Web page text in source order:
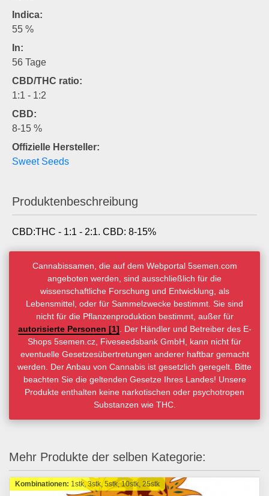
Indica:
55 %
In:
56 Tage
CBD/THC ratio:
1:1 - 1:2
CBD:
8-15 %
Offizielle Hersteller:
Sweet Seeds
Produktenbeschreibung
CBD:THC - 1:1 - 2:1. CBD: 8-15%
Cannabissamen, die auf dem Webportal 5semen.com
angeboten werden, sind ausschließlich für die
wissenschaftliche Forschung und Entwicklung, als
Lebensmittel, oder für Sammelzwecke bestimmt. Sie sind
nicht für die Pflanzenproduktion bestimmt, außer für
autorisierte Personen [1] . Der Händler und Betreiber des E-
Shops 5semen.cz, Fiveseedsbank GmbH, kann nicht für
eventuelle Gesetzesübertretungen anderer haftbar gemacht
werden. Der Anbau von Cannabis ist gesetzlich geregelt. Bitte
beachten Sie die geltenden Gesetze Ihres Landes! Unsere
Produkte enthalten keine narkotischen oder psychotropen
Substanzen wie THC.
Mehr Produkte der selben Kategorie:
Kombinationen: 1stk, 3stk, 5stk, 10stk, 25stk